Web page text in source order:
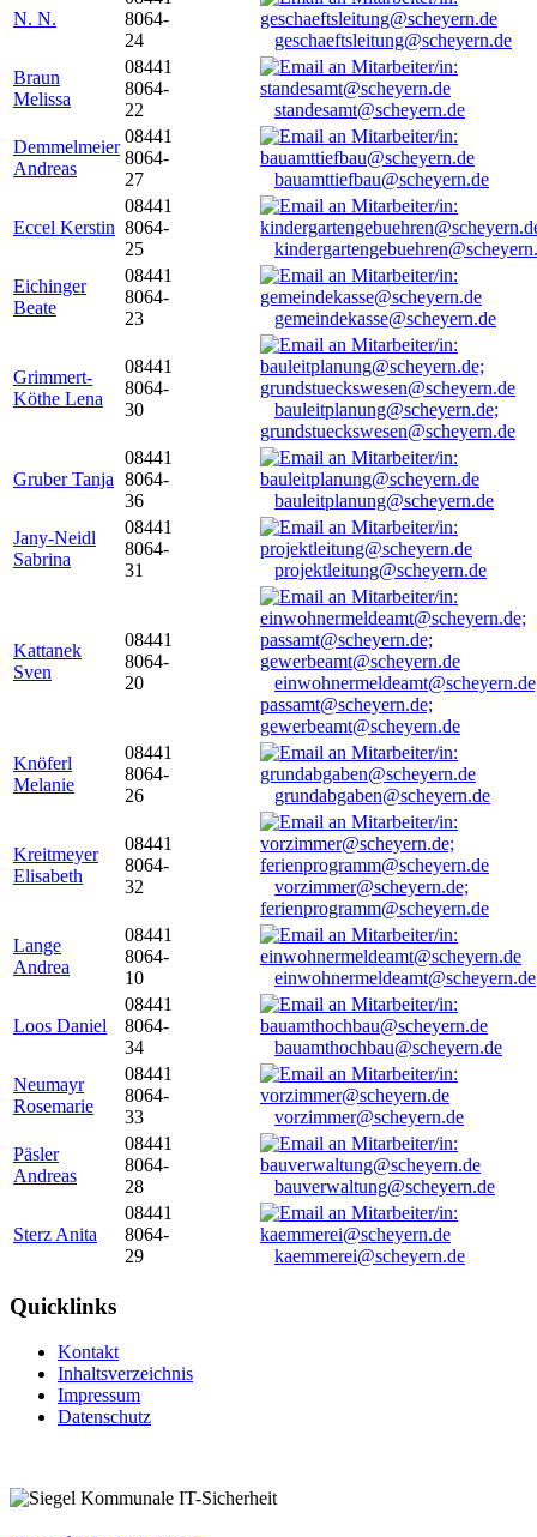
N. N.
8064-
24
geschaeftsleitung@scheyern.de
Braun
Melissa
08441
8064-
22
standesamt@scheyern.de
Demmelmeier
Andreas
08441
8064-
27
bauamttiefbau@scheyern.de
Eccel Kerstin
08441
8064-
25
Eichinger
Beate
08441
8064-
23
gemeindekasse@scheyern.de
Grimmert-
Köthe Lena
08441
8064-
30
bauleitplanung@scheyern.de;
grundstueckswesen@scheyern.de
Gruber Tanja
08441
8064-
36
bauleitplanung@scheyern.de
Jany-Neidl
Sabrina
08441
8064-
31
projektleitung@scheyern.de
Kattanek
Sven
08441
8064-
20
passamt@scheyern.de;
gewerbeamt@scheyern.de
Knöferl
Melanie
08441
8064-
26
grundabgaben@scheyern.de
Kreitmeyer
Elisabeth
08441
8064-
32
vorzimmer@scheyern.de;
ferienprogramm@scheyern.de
Lange
Andrea
08441
8064-
10
einwohnermeldeamt@scheyern.de
Loos Daniel
08441
8064-
34
bauamthochbau@scheyern.de
Neumayr
Rosemarie
08441
8064-
33
vorzimmer@scheyern.de
Päsler
Andreas
08441
8064-
28
bauverwaltung@scheyern.de
Sterz Anita
08441
8064-
29
kaemmerei@scheyern.de
Quicklinks
Kontakt
Inhaltsverzeichnis
Impressum
Datenschutz